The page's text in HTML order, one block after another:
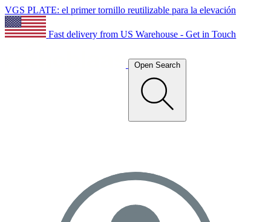
VGS PLATE: el primer tornillo reutilizable para la elevación
Fast delivery from US Warehouse - Get in Touch
Open Search